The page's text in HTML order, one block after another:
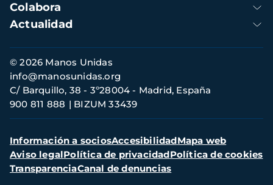
Colabora
Actualidad
Información
de
contacto
© 2026 Manos Unidas
C/ Barquillo, 38 - 3º28004 - Madrid, España
900 811 888
BIZUM 33439
info@manosunidas.org
Menú
secundario
Información a sociosAccesibilidadMapa web
Aviso legalPolítica de privacidadPolítica de cookies
TransparenciaCanal de denuncias